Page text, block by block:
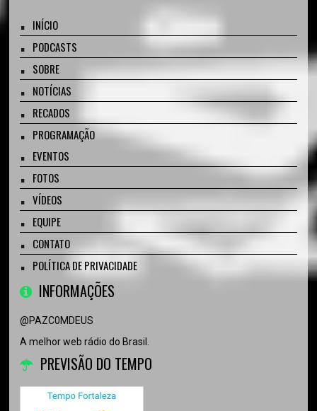
INÍCIO
PODCASTS
SOBRE
NOTÍCIAS
RECADOS
PROGRAMAÇÃO
EVENTOS
FOTOS
VÍDEOS
EQUIPE
CONTATO
POLÍTICA DE PRIVACIDADE
INFORMAÇÕES
@PAZC0MDEUS
A melhor web rádio do Brasil.
PREVISÃO DO TEMPO